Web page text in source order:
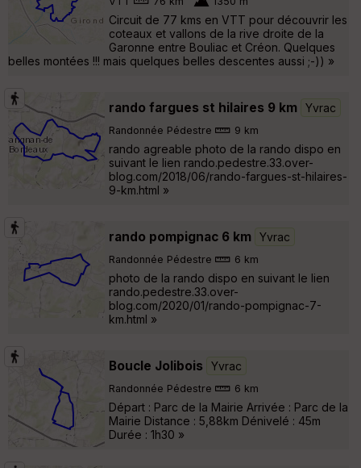
Circuit de 77 kms en VTT pour découvrir les
coteaux et vallons de la rive droite de la
Garonne entre Bouliac et Créon. Quelques
belles montées !!! mais quelques belles descentes aussi ;-)) »
rando fargues st hilaires 9 km Yvrac
Randonnée Pédestre 9 km
rando agreable photo de la rando dispo en
suivant le lien rando.pedestre.33.over-
blog.com/2018/06/rando-fargues-st-hilaires-
9-km.html »
rando pompignac 6 km Yvrac
Randonnée Pédestre 6 km
photo de la rando dispo en suivant le lien
rando.pedestre.33.over-
blog.com/2020/01/rando-pompignac-7-
km.html »
Boucle Jolibois Yvrac
Randonnée Pédestre 6 km
Départ : Parc de la Mairie Arrivée : Parc de la
Mairie Distance : 5,88km Dénivelé : 45m
Durée : 1h30 »